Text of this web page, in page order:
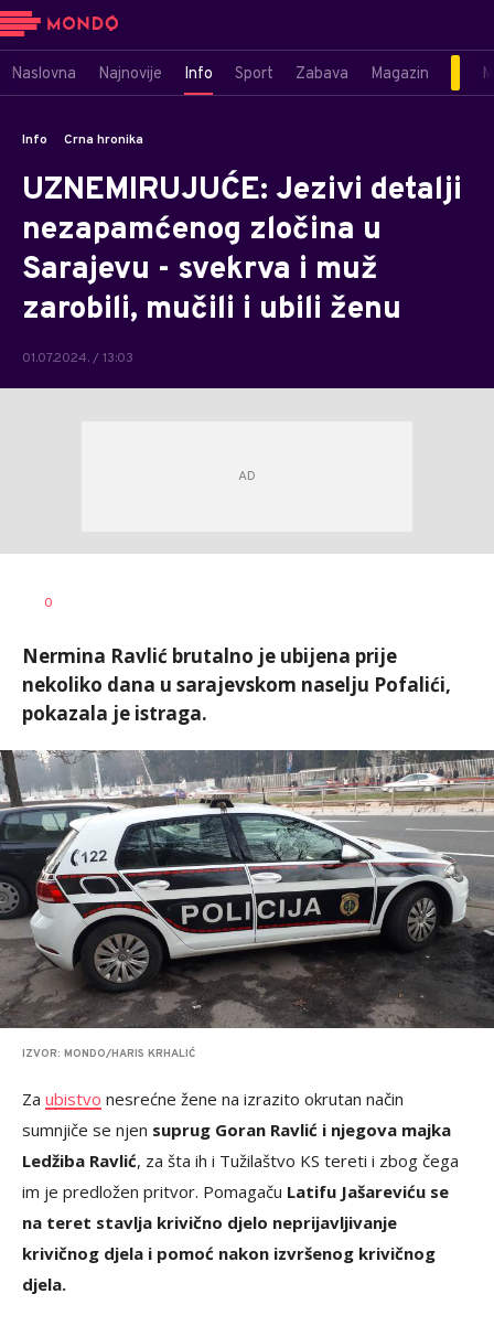
Naslovna Najnovije Info Sport Zabava Magazin
Info Crna hronika
UZNEMIRUJUĆE: Jezivi detalji
nezapamćenog zločina u
Sarajevu - svekrva i muž
zarobili, mučili i ubili ženu
01.07.2024. / 13:03
AUTOR
0
Nermina Ravlić brutalno je ubijena prije
nekoliko dana u sarajevskom naselju Pofalići,
pokazala je istraga.
IZVOR: MONDO/HARIS KRHALIĆ
Za ubistvo nesrećne žene na izrazito okrutan način
sumnjiče se njen suprug Goran Ravlić i njegova majka
Ledžiba Ravlić, za šta ih i Tužilaštvo KS tereti i zbog čega
im je predložen pritvor. Pomagaču Latifu Jašareviću se
na teret stavlja krivično djelo neprijavljivanje
krivičnog djela i pomoć nakon izvršenog krivičnog
djela.